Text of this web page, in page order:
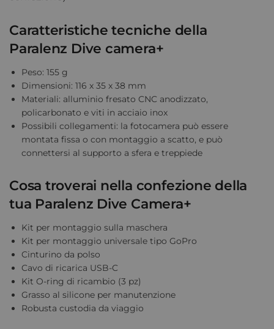
Caratteristiche tecniche della
Paralenz Dive camera+
Peso: 155 g
Dimensioni: 116 x 35 x 38 mm
Materiali: alluminio fresato CNC anodizzato,
policarbonato e viti in acciaio inox
Possibili collegamenti: la fotocamera può essere
montata fissa o con montaggio a scatto, e può
connettersi al supporto a sfera e treppiede
Cosa troverai nella confezione della
tua Paralenz Dive Camera+
Kit per montaggio sulla maschera
Kit per montaggio universale tipo GoPro
Cinturino da polso
Cavo di ricarica USB-C
Kit O-ring di ricambio (3 pz)
Grasso al silicone per manutenzione
Robusta custodia da viaggio